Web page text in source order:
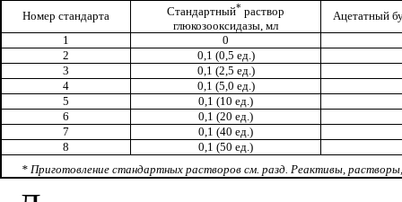
Номер стандарта Стандартный* раствор
глюкозооксидазы, мл
Ацетатный
1
0
2
0,1 (0,5 ед.)
3
0,1 (2,5 ед.)
4
0,1 (5,0 ед.)
5
0,1 (10 ед.)
6
0,1 (20 ед.)
7
0,1 (40 ед.)
8
0,1 (50 ед.)
* Приготовление стандартных растворов см. разд. Реактивы,